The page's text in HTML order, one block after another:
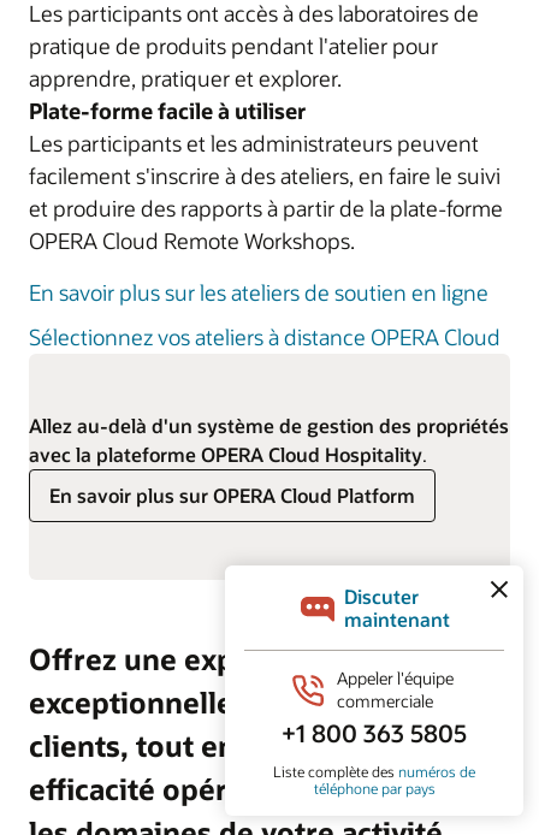
Les participants ont accès à des laboratoires de
pratique de produits pendant l'atelier pour
apprendre, pratiquer et explorer.
Plate-forme facile à utiliser
Les participants et les administrateurs peuvent
facilement s'inscrire à des ateliers, en faire le suivi
et produire des rapports à partir de la plate-forme
OPERA Cloud Remote Workshops.
En savoir plus sur les ateliers de soutien en ligne
Sélectionnez vos ateliers à distance OPERA Cloud
Allez au-delà d'un système de gestion des propriétés
avec la plateforme OPERA Cloud Hospitality.
En savoir plus sur OPERA Cloud Platform
Offrez une expérience
exceptionnelle à chacun de vos
clients, tout en optimisant votre
efficacité opérationnelle dans tous